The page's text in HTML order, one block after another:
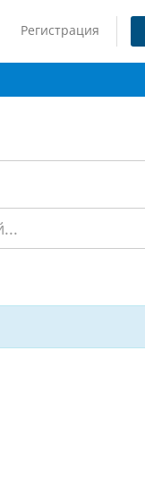
Регистрация